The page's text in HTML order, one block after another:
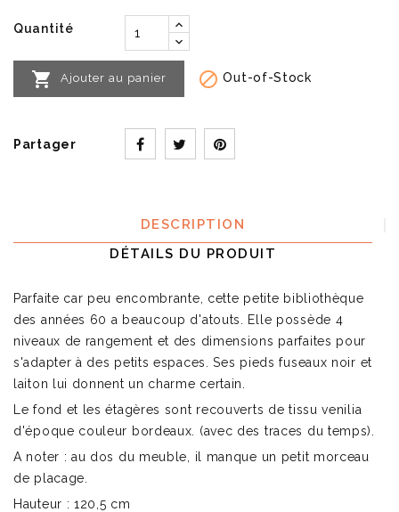
Quantité
 Ajouter au panier  Out-of-Stock
Partager
DESCRIPTION
DÉTAILS DU PRODUIT
Parfaite car peu encombrante, cette petite bibliothèque
des années 60 a beaucoup d'atouts. Elle possède 4
niveaux de rangement et des dimensions parfaites pour
s'adapter à des petits espaces. Ses pieds fuseaux noir et
laiton lui donnent un charme certain.
Le fond et les étagères sont recouverts de tissu venilia
d'époque couleur bordeaux. (avec des traces du temps).
A noter : au dos du meuble, il manque un petit morceau
de placage.
Hauteur : 120,5 cm